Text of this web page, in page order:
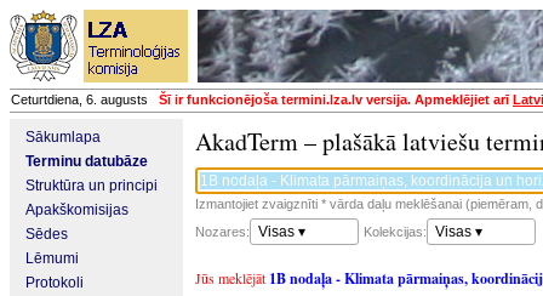
Ceturtdiena, 6. augusts Šī ir funkcionējoša termini.lza.lv versija. Apmeklējiet arī
Sākumlapa
Terminu datubāze
Struktūra un principi
Apakškomisijas
Sēdes
Lēmumi
Protokoli
AkadTerm – plašākā latviešu
Izmantojiet zvaigznīti * vārda daļu meklēšanai (piemēram,
Nozares:
Visas ▾ Kolekcijas: Visas ▾
Jūs meklējāt 1B nodaļa - Klimata pārmaiņas,